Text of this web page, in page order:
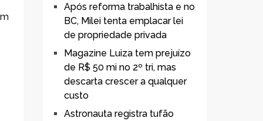
Após reforma trabalhista e no
BC, Milei tenta emplacar lei
de propriedade privada
Magazine Luiza tem prejuízo
de R$ 50 mi no 2º tri, mas
descarta crescer a qualquer
custo
Astronauta registra tufão